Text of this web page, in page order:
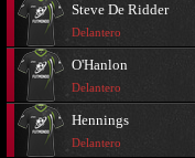
Steve De Ridder
Delantero
O'Hanlon
Delantero
Hennings
Delantero